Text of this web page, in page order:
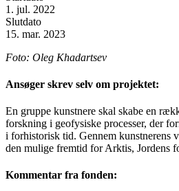
1. jul. 2022
Slutdato
15. mar. 2023
Foto: Oleg Khadartsev
Ansøger skrev selv om projektet:
En gruppe kunstnere skal skabe en
forskning i geofysiske processer, der
i forhistorisk tid. Gennem kunstnerens
den mulige fremtid for Arktis, Jordens
Kommentar fra fonden: